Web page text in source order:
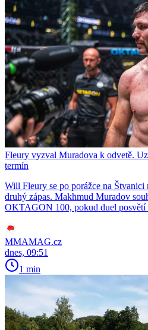
Fleury vyzval Muradova k odvetě.
termín
Will Fleury se po porážce na Štvanici
druhý zápas. Makhmud Muradov
OKTAGON 100, pokud duel posvětí
MMAMAG.cz
dnes, 09:51
1 min